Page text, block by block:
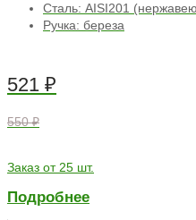
Сталь: AISI201
Ручка: береза
521 ₽
550 ₽
Заказ от 25 шт.
Подробнее